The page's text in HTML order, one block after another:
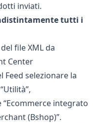
inviati.
tutti i
file XML da
Center
Feed selezionare la
“Ecommerce integrato
(Bshop)”.